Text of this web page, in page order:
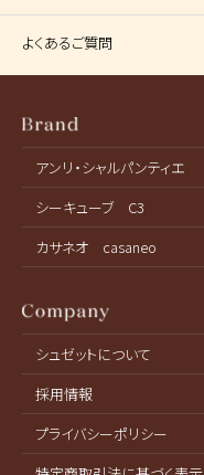
よくあるご質問
アンリ・シャルパンティエ
シーキューブ C3
カサネオ casaneo
シュゼットについて
採用情報
プライバシーポリシー